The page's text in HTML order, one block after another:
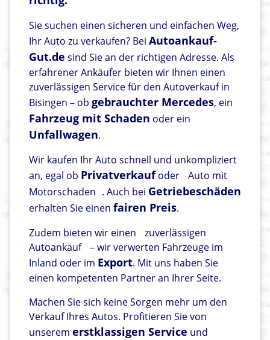
Sie suchen einen sicheren und einfachen Weg,
Ihr Auto zu verkaufen? Bei Autoankauf-
Gut.de sind Sie an der richtigen Adresse. Als
erfahrener Ankäufer bieten wir Ihnen einen
zuverlässigen Service für den Autoverkauf in
Bisingen – ob gebrauchter Mercedes, ein
Fahrzeug mit Schaden oder ein
Unfallwagen.
Wir kaufen Ihr Auto schnell und unkompliziert
an, egal ob Privatverkaufoder
Auto mit
Motorschaden . Auch bei Getriebeschäden
erhalten Sie einen fairen Preis.
Zudem bieten wir einen
zuverlässigen
Autoankauf
– wir verwerten Fahrzeuge im
Inland oder im Export. Mit uns haben Sie
einen kompetenten Partner an Ihrer Seite.
Machen Sie sich keine Sorgen mehr um den
Verkauf Ihres Autos. Profitieren Sie von
unserem erstklassigen Service und